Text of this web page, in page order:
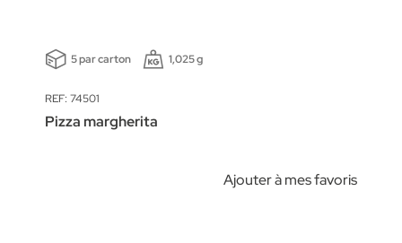
5 par carton 1,025 g
REF: 74501
Pizza margherita
Ajouter à mes favoris